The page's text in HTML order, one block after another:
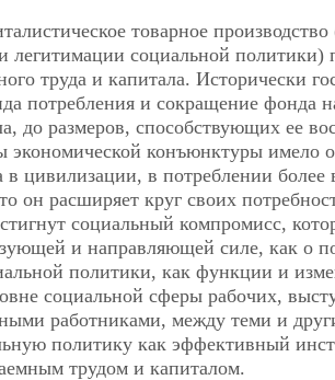
товарное
легитимации социальной политики)
труда и капитала. Исторически
потребления и сокращение фонда
до размеров, способствующих ее
экономической конъюнктуры имело
в цивилизации, в потреблении
он расширяет круг своих
социальный компромисс,
и направляющей силе, как о
политики, как функции и
социальной сферы рабочих,
работниками, между теми и
политику как эффективный
трудом и капиталом.